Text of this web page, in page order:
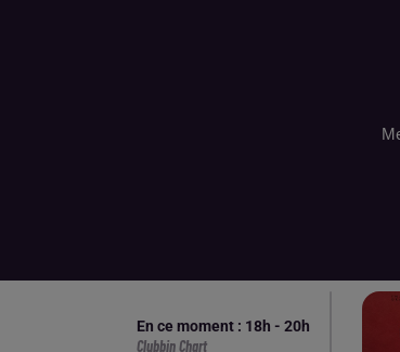
En ce moment : 18h - 20h
Clubbin Chart